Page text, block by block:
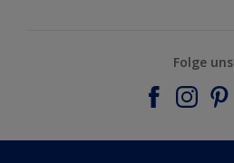
Folge uns